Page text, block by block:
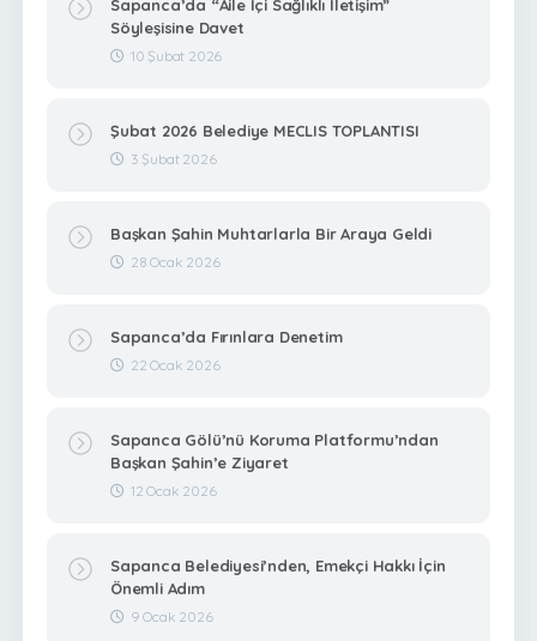
Sapanca’da “Aile İçi Sağlıklı İletişim”
Söyleşisine Davet
10 Şubat 2026
Şubat 2026 Belediye MECLIS TOPLANTISI
3 Şubat 2026
Başkan Şahin Muhtarlarla Bir Araya Geldi
28 Ocak 2026
Sapanca’da Fırınlara Denetim
22 Ocak 2026
Sapanca Gölü’nü Koruma Platformu’ndan
Başkan Şahin’e Ziyaret
12 Ocak 2026
Sapanca Belediyesi’nden, Emekçi Hakkı İçin
Önemli Adım
9 Ocak 2026